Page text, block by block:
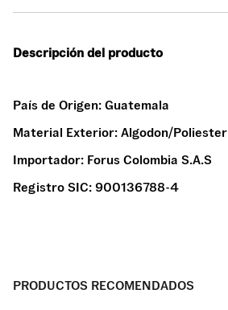
Descripción del producto
País de Origen:Guatemala
Material Exterior:Algodon/Poliester
Importador: Forus Colombia S.A.S
Registro SIC:900136788-4
PRODUCTOS RECOMENDADOS